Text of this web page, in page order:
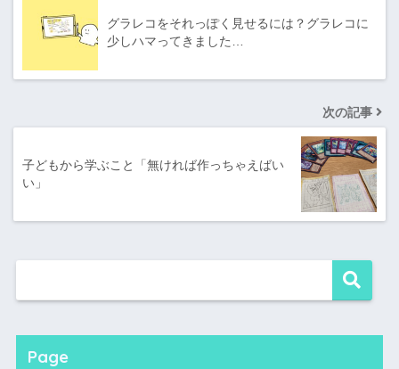
グラレコをそれっぽく見せるには？グラレコに
少しハマってきました…
次の記事
子どもから学ぶこと「無ければ作っちゃえばい
い」
Page